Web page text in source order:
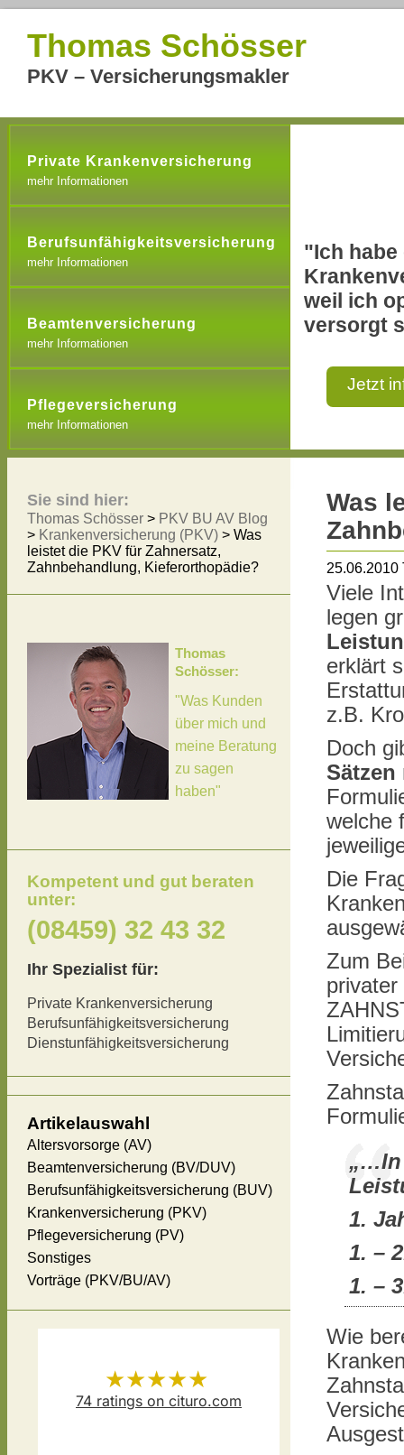
Thomas Schösser
PKV – Versicherungsmakler
Private Krankenversicherung
mehr Informationen
Berufsunfähigkeitsversicherung
mehr Informationen
Beamtenversicherung
mehr Informationen
Pflegeversicherung
mehr Informationen
"Ich habe
weil ich
versorgt
Jetzt
Was
25.06.2010
Viele
legen
erklärt
z.B.
Doch
Sätzen
welche
Die
Zum
privater
„…In
1.
1. –
1. –
Wie
Sie sind hier:
Thomas Schösser > PKV BU AV Blog
> Krankenversicherung (PKV) > Was
leistet die PKV für Zahnersatz,
Zahnbehandlung, Kieferorthopädie?
Thomas
Schösser:
"Was Kunden
über mich und
meine Beratung
zu sagen
haben"
Kompetent und gut beraten
unter:
(08459) 32 43 32
Ihr Spezialist für:
Private Krankenversicherung
Berufsunfähigkeitsversicherung
Dienstunfähigkeitsversicherung
Artikelauswahl
Altersvorsorge (AV)
Beamtenversicherung (BV/DUV)
Berufsunfähigkeitsversicherung (BUV)
Krankenversicherung (PKV)
Pflegeversicherung (PV)
Sonstiges
Vorträge (PKV/BU/AV)
★★★★★
74 ratings on cituro.com